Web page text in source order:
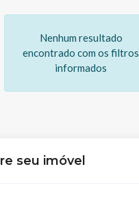
seu imóvel
Nenhum resultado
encontrado com os filtros
informados